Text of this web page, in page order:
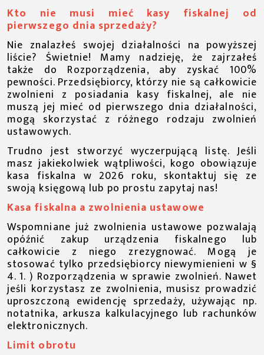
Kto nie musi mieć kasy fiskalnej od
pierwszego dnia sprzedaży?
Nie znalazłeś swojej działalności na powyższej
liście? Świetnie! Mamy nadzieję, że zajrzałeś
także do Rozporządzenia, aby zyskać 100%
pewności. Przedsiębiorcy, którzy nie są całkowicie
zwolnieni z posiadania kasy fiskalnej, ale nie
muszą jej mieć od pierwszego dnia działalności,
mogą skorzystać z różnego rodzaju zwolnień
ustawowych.
Trudno jest stworzyć wyczerpującą listę. Jeśli
masz jakiekolwiek wątpliwości, kogo obowiązuje
kasa fiskalna w 2026 roku, skontaktuj się ze
swoją księgową lub po prostu zapytaj nas!
Kasa fiskalna a zwolnienia ustawowe
Wspomniane już zwolnienia ustawowe pozwalają
opóźnić zakup urządzenia fiskalnego lub
całkowicie z niego zrezygnować. Mogą je
stosować tylko przedsiębiorcy niewymienieni w §
4. 1. ) Rozporządzenia w sprawie zwolnień. Nawet
jeśli korzystasz ze zwolnienia, musisz prowadzić
uproszczoną ewidencję sprzedaży, używając np.
notatnika, arkusza kalkulacyjnego lub rachunków
elektronicznych.
Limit obrotu